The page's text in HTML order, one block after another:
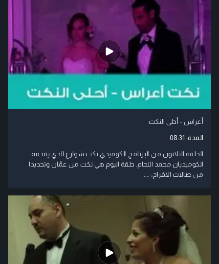
أعراس - أحلى النكت
المدة: 08:31
الحلقة الثلاثون من البرنامج الكوميدي نكت شوارع الذي يقدمه
الكوميديان محمد اللحام. حلقة اليوم هي نكت من عمّان وتحديدا
من صالات الافراح، ....